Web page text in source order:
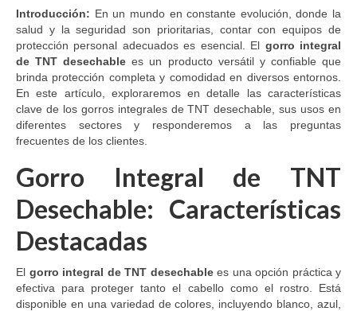
Introducción: En un mundo en constante evolución, donde la
salud y la seguridad son prioritarias, contar con equipos de
protección personal adecuados es esencial. El gorro integral
de TNT desechable es un producto versátil y confiable que
brinda protección completa y comodidad en diversos entornos.
En este artículo, exploraremos en detalle las características
clave de los gorros integrales de TNT desechable, sus usos en
diferentes sectores y responderemos a las preguntas
frecuentes de los clientes.
Gorro Integral de TNT
Desechable: Características
Destacadas
El gorro integral de TNT desechablees una opción práctica y
efectiva para proteger tanto el cabello como el rostro. Está
disponible en una variedad de colores, incluyendo blanco, azul,